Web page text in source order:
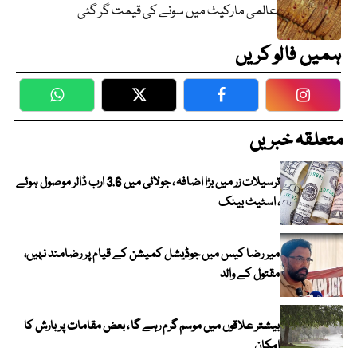
عالمی مارکیٹ میں سونے کی قیمت گر گئی
ہمیں فالو کریں
WhatsApp Twitter Facebook
متعلقہ خبریں
ترسیلات زر میں بڑا اضافہ ، جولائی میں 3.6 ارب ڈالر موصول ہوئے
، اسٹیٹ بینک
میر رضا کیس میں جوڈیشل کمیشن کے قیام پر رضامند نہیں،
مقتول کے والد
بیشتر علاقوں میں موسم گرم رہے گا ، بعض مقامات پر بارش کا